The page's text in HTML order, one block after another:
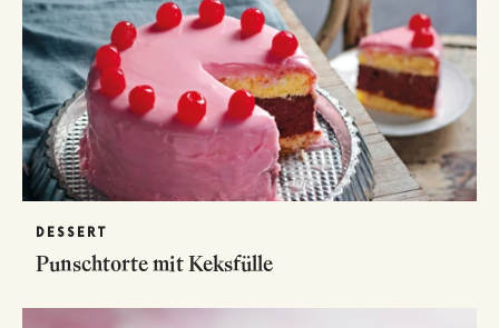
DESSERT
Punschtorte mit Keksfülle